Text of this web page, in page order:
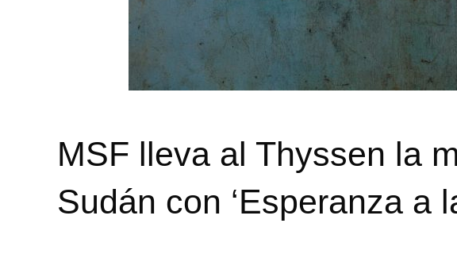
MSF lleva al Thyssen la
Sudán con ‘Esperanza a